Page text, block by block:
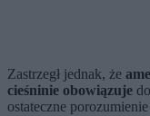
Zastrzegł jednak, że
cieśninie obowiązuje
ostateczne